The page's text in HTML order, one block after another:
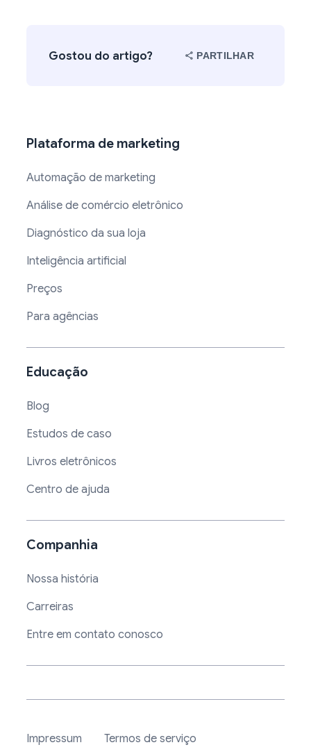
Gostou do artigo? PARTILHAR
Plataforma de marketing
Automação de marketing
Análise de comércio eletrônico
Diagnóstico da sua loja
Inteligência artificial
Preços
Para agências
Educação
Blog
Estudos de caso
Livros eletrônicos
Centro de ajuda
Companhia
Nossa história
Carreiras
Entre em contato conosco
Impressum Termos de serviço